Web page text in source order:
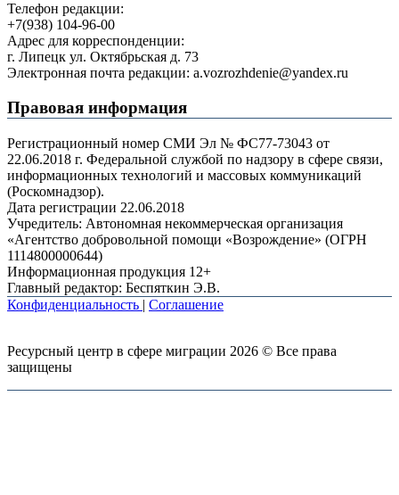
Телефон редакции:
+7(938) 104-96-00
Адрес для корреспонденции:
г. Липецк ул. Октябрьская д. 73
Электронная почта редакции: a.vozrozhdenie@yandex.ru
Правовая информация
Регистрационный номер СМИ Эл № ФС77-73043 от
22.06.2018 г. Федеральной службой по надзору в сфере связи,
информационных технологий и массовых коммуникаций
(Роскомнадзор).
Дата регистрации 22.06.2018
Учредитель: Автономная некоммерческая организация
«Агентство добровольной помощи «Возрождение» (ОГРН
1114800000644)
Информационная продукция 12+
Главный редактор: Беспяткин Э.В.
Конфиденциальность | Соглашение
Ресурсный центр в сфере миграции 2026 © Все права
защищены